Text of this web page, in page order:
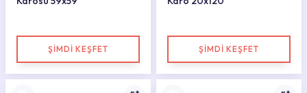
ŞİMDİ KEŞFET ŞİMDİ KEŞFET